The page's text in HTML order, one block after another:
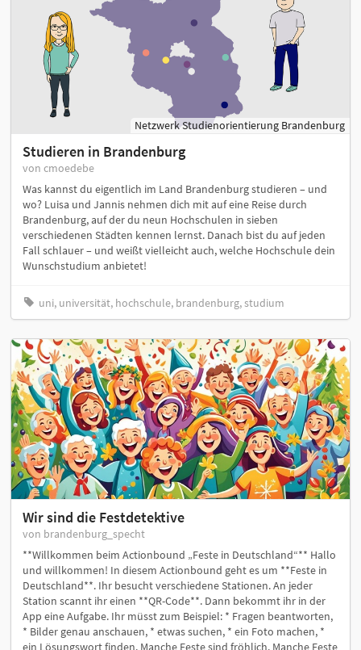
Netzwerk Studienorientierung Brandenburg
Studieren in Brandenburg
von cmoedebe
Was kannst du eigentlich im Land Brandenburg studieren – und
wo? Luisa und Jannis nehmen dich mit auf eine Reise durch
Brandenburg, auf der du neun Hochschulen in sieben
verschiedenen Städten kennen lernst. Danach bist du auf jeden
Fall schlauer – und weißt vielleicht auch, welche Hochschule dein
Wunschstudium anbietet!
uni, universität, hochschule, brandenburg, studium
Wir sind die Festdetektive
von brandenburg_specht
**Willkommen beim Actionbound „Feste in Deutschland“** Hallo
und willkommen! In diesem Actionbound geht es um **Feste in
Deutschland**. Ihr besucht verschiedene Stationen. An jeder
Station scannt ihr einen **QR-Code**. Dann bekommt ihr in der
App eine Aufgabe. Ihr müsst zum Beispiel: * Fragen beantworten,
* Bilder genau anschauen, * etwas suchen, * ein Foto machen, *
ein Lösungswort finden. Manche Feste sind fröhlich. Manche Feste